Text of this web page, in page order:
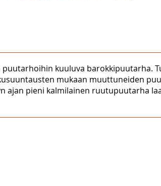
kuuluva barokkipuutarha.
mukaan muuttuneiden
ajan pieni kalmilainen ruutupuutarha